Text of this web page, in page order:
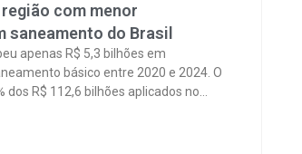
com menor
saneamento do Brasil
apenas R$ 5,3 bilhões em
básico entre 2020 e 2024. O
dos R$ 112,6 bilhões aplicados no
com a GO Associados.